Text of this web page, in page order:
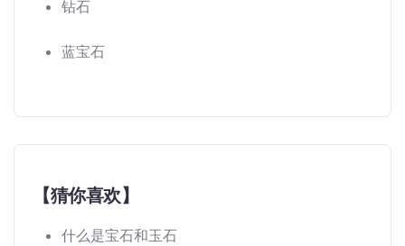
钻石
蓝宝石
【猜你喜欢】
什么是宝石和玉石